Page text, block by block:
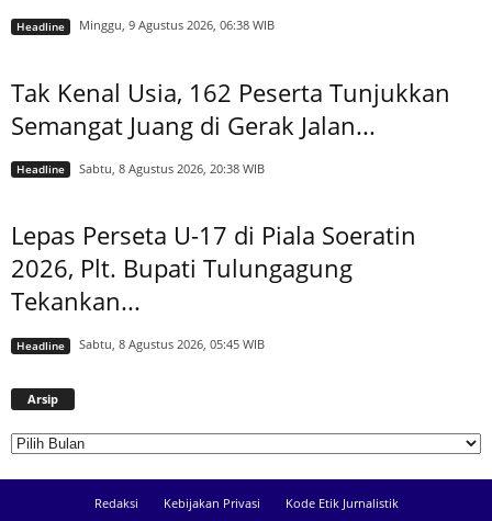
Headline Minggu, 9 Agustus 2026, 06:38 WIB
Tak Kenal Usia, 162 Peserta Tunjukkan
Semangat Juang di Gerak Jalan...
Headline Sabtu, 8 Agustus 2026, 20:38 WIB
Lepas Perseta U-17 di Piala Soeratin
2026, Plt. Bupati Tulungagung
Tekankan...
Headline Sabtu, 8 Agustus 2026, 05:45 WIB
Arsip
Redaksi Kebijakan Privasi
Kode Etik Jurnalistik